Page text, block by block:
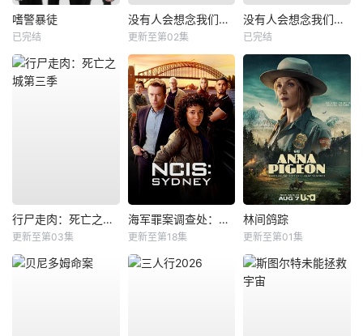
嗜警暴徒
已完结
没有人会想念我们第二季
更新至第02集
没有人会想念我们第一季
已完结
行尸走肉：死亡之城第三季
更新至第03集
海军罪案调查处：悉尼第三季
更新至第18集
林间鸽踪
更新至第01集